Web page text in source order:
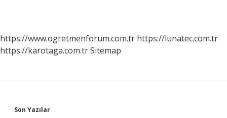
https://www.ogretmenforum.com.tr https://lunatec.com.tr
https://karotaga.com.trSitemap
Son Yazılar